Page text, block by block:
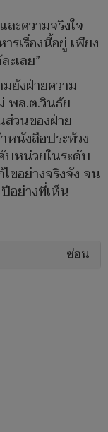
ละความจริงใจ
รเรื่องนี้อยู่ เพียง
เลย”
ยังฝ่ายความ
พล.ต.วินธัย
วนของฝ่าย
หนังสือประท้วง
บหน่วยในระดับ
อย่างจริงจัง จน
อย่างที่เห็น
ซ่อน